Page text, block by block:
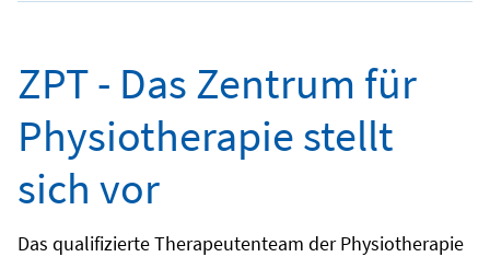
ZPT - Das Zentrum für
Physiotherapie stellt
sich vor
Das qualifizierte Therapeutenteam der Physiotherapie